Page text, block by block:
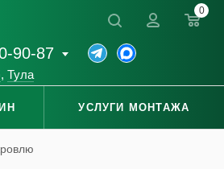
90-87
, Тула
0
УСЛУГИ МОНТАЖА